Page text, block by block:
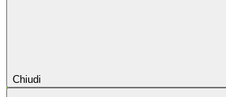
Chiudi